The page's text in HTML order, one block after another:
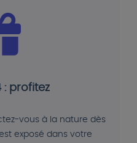
: profitez
vous à la nature dès
exposé dans votre